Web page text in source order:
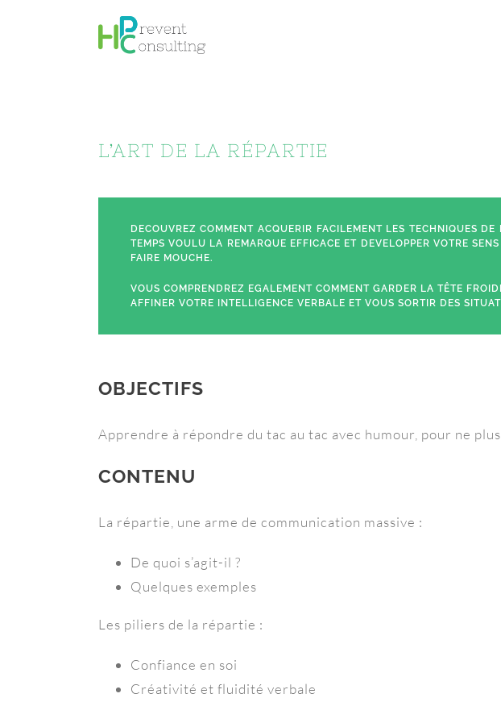
L’ART DE LA RÉPARTIE
DECOUVREZ COMMENT ACQUERIR FACILEMENT LES TECHNIQUES
TEMPS VOULU LA REMARQUE EFFICACE ET DEVELOPPER VOTRE
FAIRE MOUCHE.
VOUS COMPRENDREZ EGALEMENT COMMENT GARDER LA TÊTE
AFFINER VOTRE INTELLIGENCE VERBALE ET VOUS SORTIR DES
OBJECTIFS
Apprendre à répondre du tac au tac avec humour, pour ne
CONTENU
La répartie, une arme de communication massive :
De quoi s’agit-il ?
Quelques exemples
Les piliers de la répartie :
Confiance en soi
Créativité et fluidité verbale